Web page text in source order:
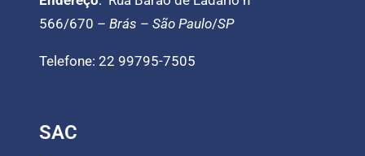
566/670 – Brás – São Paulo/SP
Telefone: 22 99795-7505
SAC